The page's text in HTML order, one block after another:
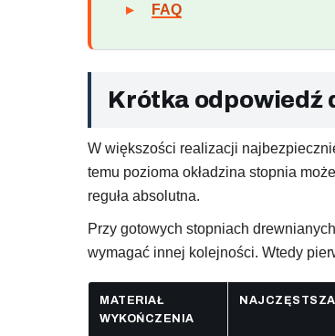
FAQ
Krótka odpowiedź
W większości realizacji
temu pozioma okładzina stopnia
reguła absolutna.
Przy gotowych stopniach
wymagać innej kolejności. Wtedy
MATERIAŁ
WYKOŃCZENIA